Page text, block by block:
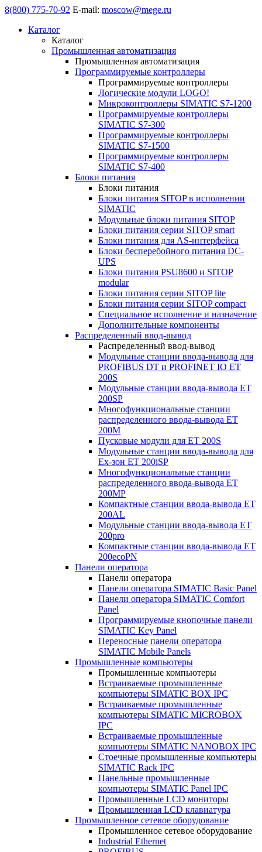
8(800) 775-70-92 E-mail: moscow@mege.ru
Каталог
Каталог
Промышленная автоматизация
Промышленная автоматизация
Программируемые контроллеры
Программируемые контроллеры
Логические модули LOGO!
Микроконтроллеры SIMATIC S7-1200
Программируемые контроллеры
SIMATIC S7-300
Программируемые контроллеры
SIMATIC S7-1500
Программируемые контроллеры
SIMATIC S7-400
Блоки питания
Блоки питания
Блоки питания SITOP в исполнении
SIMATIC
Модульные блоки питания SITOP
Блоки питания серии SITOP smart
Блоки питания для AS-интерфейса
Блоки бесперебойного питания DC-
UPS
Блоки питания PSU8600 и SITOP
modular
Блоки питания серии SITOP lite
Блоки питания серии SITOP compact
Специальное исполнение и назначение
Дополнительные компоненты
Распределенный ввод-вывод
Распределенный ввод-вывод
Модульные станции ввода-вывода для
PROFIBUS DT и PROFINET IO ET
200S
Модульные станции ввода-вывода ET
200SP
Многофункциональные станции
распределенного ввода-вывода ET
200M
Пусковые модули для ET 200S
Модульные станции ввода-вывода для
Ex-зон ET 200iSP
Многофункциональные станции
распределенного ввода-вывода ET
200MP
Компактные станции ввода-вывода ET
200AL
Модульные станции ввода-вывода ET
200pro
Компактные станции ввода-вывода ET
200ecoPN
Панели оператора
Панели оператора
Панели оператора SIMATIC Basic Panel
Панели оператора SIMATIC Comfort
Panel
Программируемые кнопочные панели
SIMATIC Key Panel
Переносные панели оператора
SIMATIC Mobile Panels
Промышленные компьютеры
Промышленные компьютеры
Встраиваемые промышленные
компьютеры SIMATIC BOX IPC
Встраиваемые промышленные
компьютеры SIMATIC MICROBOX
IPC
Встраиваемые промышленные
компьютеры SIMATIC NANOBOX IPC
Стоечные промышленные компьютеры
SIMATIC Rack IPC
Панельные промышленные
компьютеры SIMATIC Panel IPC
Промышленные LCD мониторы
Промышленная LCD клавиатура
Промышленное сетевое оборудование
Промышленное сетевое оборудование
Industrial Ethernet